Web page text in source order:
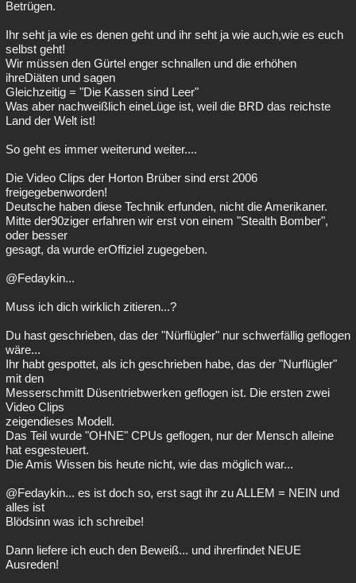
Betrügen.
Ihr seht ja wie es denen geht und ihr seht ja wie auch,wie es euch
selbst geht!
Wir müssen den Gürtel enger schnallen und die erhöhen
ihreDiäten und sagen
Gleichzeitig = "Die Kassen sind Leer"
Was aber nachweißlich eineLüge ist, weil die BRD das reichste
Land der Welt ist!
So geht es immer weiterund weiter....
Die Video Clips der Horton Brüber sind erst 2006
freigegebenworden!
Deutsche haben diese Technik erfunden, nicht die Amerikaner.
Mitte der90ziger erfahren wir erst von einem "Stealth Bomber",
oder besser
gesagt, da wurde erOffiziel zugegeben.
@Fedaykin...
Muss ich dich wirklich zitieren...?
Du hast geschrieben, das der "Nürflügler" nur schwerfällig geflogen
wäre...
Ihr habt gespottet, als ich geschrieben habe, das der "Nurflügler"
mit den
Messerschmitt Düsentriebwerken geflogen ist. Die ersten zwei
Video Clips
zeigendieses Modell.
Das Teil wurde "OHNE" CPUs geflogen, nur der Mensch alleine
hat esgesteuert.
Die Amis Wissen bis heute nicht, wie das möglich war...
@Fedaykin... es ist doch so, erst sagt ihr zu ALLEM = NEIN und
alles ist
Blödsinn was ich schreibe!
Dann liefere ich euch den Beweiß... und ihrerfindet NEUE
Ausreden!